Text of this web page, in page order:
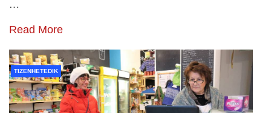
…
Read More
TIZENHETEDIK